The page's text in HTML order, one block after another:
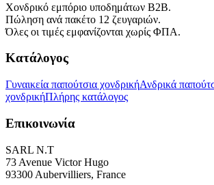
Χονδρικό εμπόριο υποδημάτων B2B.
Πώληση ανά πακέτο 12 ζευγαριών.
Όλες οι τιμές εμφανίζονται χωρίς ΦΠΑ.
Κατάλογος
Γυναικεία παπούτσια χονδρικήΑνδρικά
χονδρικήΠλήρης κατάλογος
Επικοινωνία
SARL N.T
73 Avenue Victor Hugo
93300 Aubervilliers, France